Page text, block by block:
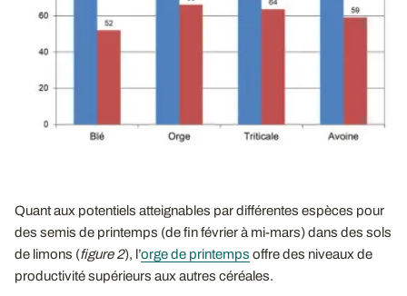
Quant aux potentiels atteignables par différentes espèces pour
des semis de printemps (de fin février à mi-mars) dans des sols
de limons (figure 2), l’orge de printemps offre des niveaux de
productivité supérieurs aux autres céréales.